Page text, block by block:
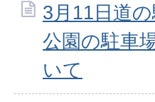
3月11日道
公園の駐車
いて